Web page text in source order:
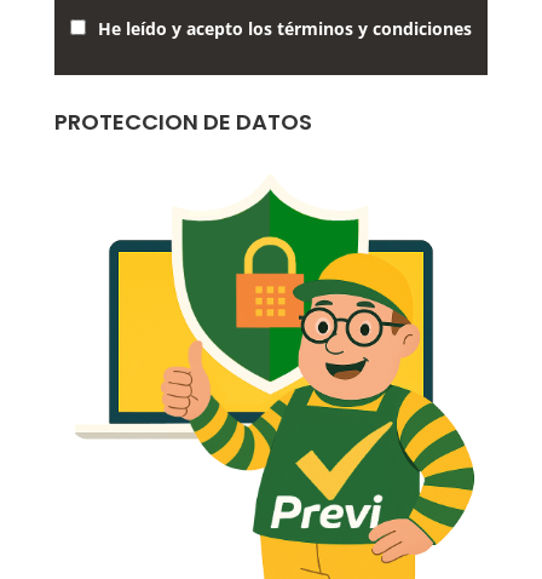
He leído y acepto los términos y condiciones
PROTECCION DE DATOS